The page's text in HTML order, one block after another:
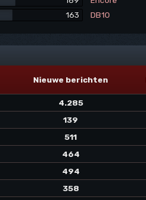
163
DB10
Nieuwe berichten
4.285
139
511
464
494
358